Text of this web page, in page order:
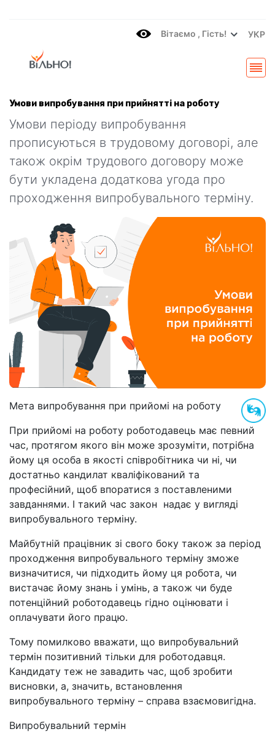
Вітаємo , Гість! УКР
Умови випробування при прийнятті на роботу
Умови періоду випробування
прописуються в трудовому договорі, але
також окрім трудового договору може
бути укладена додаткова угода про
проходження випробувального терміну.
Мета випробування при прийомі на роботу
При прийомі на роботу роботодавець має певний
час, протягом якого він може зрозуміти, потрібна
йому ця особа в якості співробітника чи ні, чи
достатньо кандилат кваліфікований та
професійний, щоб впоратися з поставленими
завданнями. І такий час закон надає у вигляді
випробувального терміну.
Майбутній працівник зі свого боку також за період
проходження випробувального терміну зможе
визначитися, чи підходить йому ця робота, чи
вистачає йому знань і умінь, а також чи буде
потенційний роботодавець гідно оцінювати і
оплачувати його працю.
Тому помилково вважати, що випробувальний
термін позитивний тільки для роботодавця.
Кандидату теж не завадить час, щоб зробити
висновки, а, значить, встановлення
випробувального терміну – справа взаємовигідна.
Випробувальний термін